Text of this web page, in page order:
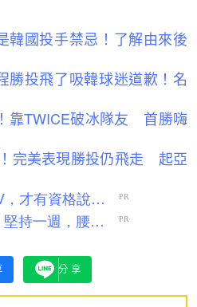
韓國投手禁忌！了解由來後
勝投飛了吸韓球迷道歉！名
靠TWICE破冰隊友 首勝嗨
完美表現勝投仍飛走 起亞
分享